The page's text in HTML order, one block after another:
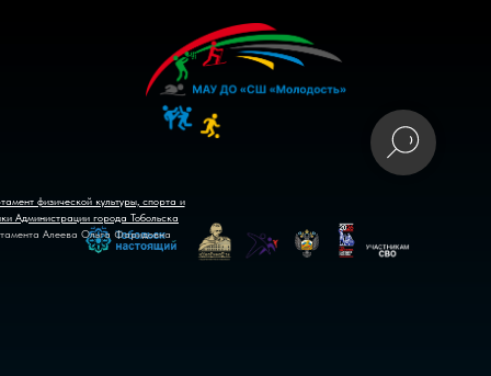
физической культуры, спорта и
Администрации города Тобольска
Алеева Ольга Фаридовна